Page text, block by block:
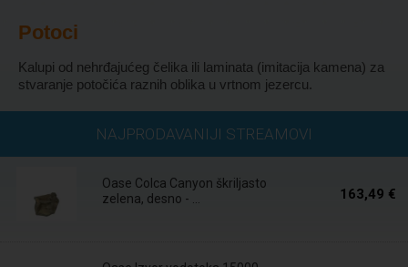
Potoci
Kalupi od nehrđajućeg čelika ili laminata (imitacija kamena) za
stvaranje potočića raznih oblika u vrtnom jezercu.
NAJPRODAVANIJI STREAMOVI
Oase Colca Canyon škriljasto
zelena, desno - ...
163,49 €
U roku 5 dana